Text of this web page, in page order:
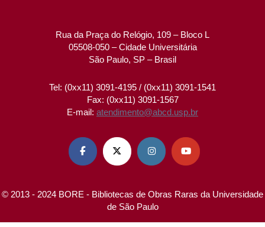
Rua da Praça do Relógio, 109 – Bloco L
05508-050 – Cidade Universitária
São Paulo, SP – Brasil
Tel: (0xx11) 3091-4195 / (0xx11) 3091-1541
Fax: (0xx11) 3091-1567
E-mail: atendimento@abcd.usp.br
   
© 2013 - 2024 BORE - Bibliotecas de Obras Raras da Universidade
de São Paulo